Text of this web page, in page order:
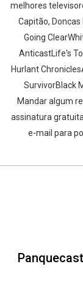
melhores
Capitão,
Going
AnticastLife's
Hurlant
SurvivorBlack
Mandar algum
assinatura
e-mail para